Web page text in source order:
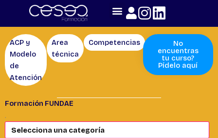
content
ACP y
Modelo
de
Atención
Area
técnica
Competencias
AutoCuidados
No
encuentras
tu curso?
Pídelo aquí
Formación FUNDAE
.